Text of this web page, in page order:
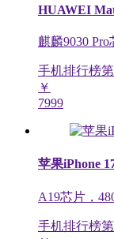
HUAWEI
麒麟9030
手机排行榜第
￥
7999
苹果iPhone
A19芯片，
手机排行榜第